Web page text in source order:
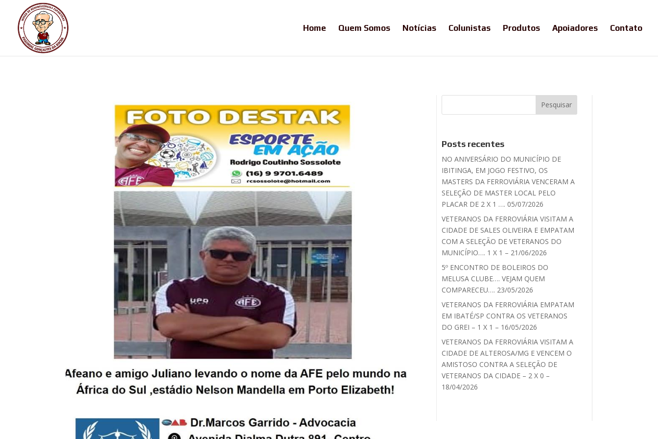
Home Quem Somos Notícias Colunistas Produtos Apoiadores Contato
Posts recentes
NO ANIVERSÁRIO DO MUNICÍPIO DE
IBITINGA, EM JOGO FESTIVO, OS
MASTERS DA FERROVIÁRIA VENCERAM A
SELEÇÃO DE MASTER LOCAL PELO
PLACAR DE 2 X 1 …. 05/07/2026
VETERANOS DA FERROVIÁRIA VISITAM A
CIDADE DE SALES OLIVEIRA E EMPATAM
COM A SELEÇÃO DE VETERANOS DO
MUNICÍPIO…. 1 X 1 – 21/06/2026
5º ENCONTRO DE BOLEIROS DO
MELUSA CLUBE…. VEJAM QUEM
COMPARECEU…. 23/05/2026
VETERANOS DA FERROVIÁRIA EMPATAM
EM IBATÉ/SP CONTRA OS VETERANOS
DO GREI – 1 X 1 – 16/05/2026
VETERANOS DA FERROVIÁRIA VISITAM A
CIDADE DE ALTEROSA/MG E VENCEM O
AMISTOSO CONTRA A SELEÇÃO DE
VETERANOS DA CIDADE – 2 X 0 –
18/04/2026